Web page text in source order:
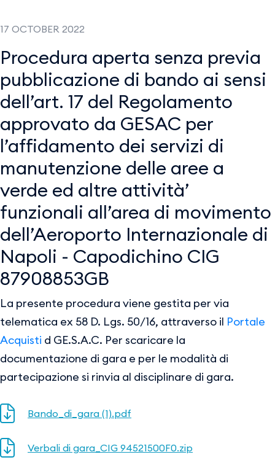
17 OCTOBER 2022
Procedura aperta senza previa
pubblicazione di bando ai sensi
dell’art. 17 del Regolamento
approvato da GESAC per
l’affidamento dei servizi di
manutenzione delle aree a
verde ed altre attività’
funzionali all’area di movimento
dell’Aeroporto Internazionale di
Napoli - Capodichino CIG
87908853GB
La presente procedura viene gestita per via
telematica ex 58 D. Lgs. 50/16, attraverso il Portale
Acquisti d GE.S.A.C. Per scaricare la
documentazione di gara e per le modalità di
partecipazione si rinvia al disciplinare di gara.
Bando_di_gara (1).pdf
Verbali di gara_CIG 94521500F0.zip